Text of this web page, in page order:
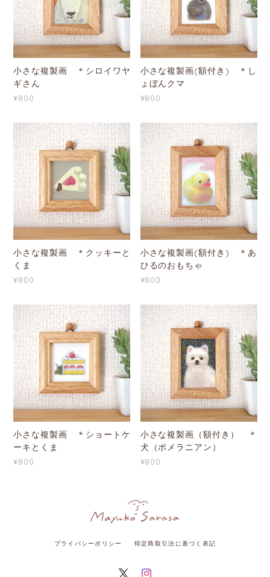
小さな複製画 ＊シロイワヤ
ギさん
¥800
小さな複製画(額付き) ＊し
ょぼんクマ
¥800
小さな複製画 ＊クッキーと
くま
¥800
小さな複製画(額付き) ＊あ
ひるのおもちゃ
¥800
小さな複製画 ＊ショートケ
ーキとくま
¥800
小さな複製画（額付き） ＊
犬（ポメラニアン）
¥800
プライバシーポリシー 特定商取引法に基づく表記